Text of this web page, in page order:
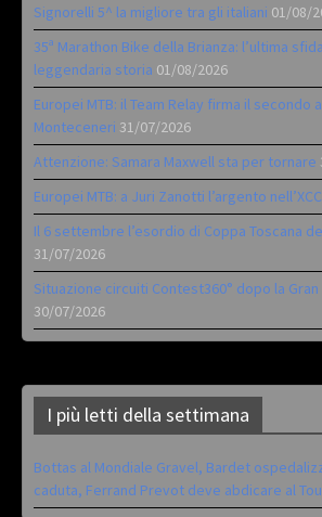
Signorelli 5^ la migliore tra gli italiani 01/08/
35ª Marathon Bike della Brianza: l’ultima
leggendaria storia 01/08/2026
Europei MTB: il Team Relay firma il secondo
Monteceneri 31/07/2026
Attenzione: Samara Maxwell sta per tornare
Europei MTB: a Juri Zanotti l’argento nell’XCC
Il 6 settembre l’esordio di Coppa Toscana
31/07/2026
Situazione circuiti Contest360° dopo la Gran
30/07/2026
I più letti della settimana
Bottas al Mondiale Gravel, Bardet
caduta, Ferrand Prevot deve abdicare al